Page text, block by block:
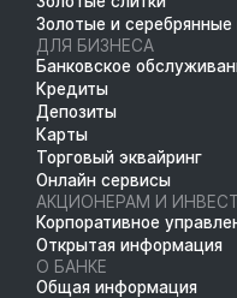
Золотые и
ДЛЯ БИЗНЕСА
Банковское
Кредиты
Депозиты
Карты
Торговый эквайринг
Онлайн сервисы
АКЦИОНЕРАМ И
Корпоративное
Открытая информация
О БАНКЕ
Общая информация